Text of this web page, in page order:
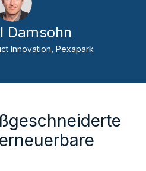
Damsohn
Innovation, Pexapark